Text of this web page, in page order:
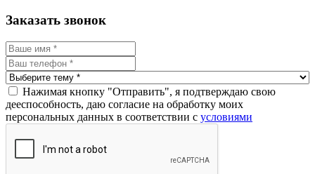
Заказать звонок
Нажимая кнопку "Отправить", я подтверждаю свою
дееспособность, даю согласие на обработку моих
персональных данных в соответствии с условиями